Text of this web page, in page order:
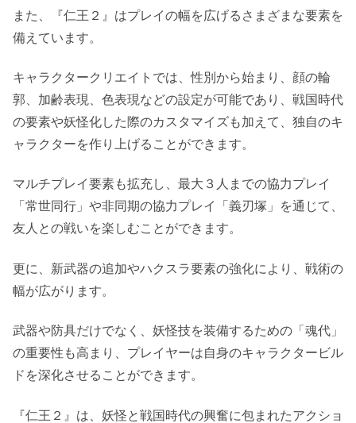
また、『仁王２』はプレイの幅を広げるさまざまな要素を
備えています。
キャラクタークリエイトでは、性別から始まり、顔の輪
郭、加齢表現、色表現などの設定が可能であり、戦国時代
の要素や妖怪化した際のカスタマイズも加えて、独自のキ
ャラクターを作り上げることができます。
マルチプレイ要素も拡充し、最大３人までの協力プレイ
「常世同行」や非同期の協力プレイ「義刃塚」を通じて、
友人との戦いを楽しむことができます。
更に、新武器の追加やハクスラ要素の強化により、戦術の
幅が広がります。
武器や防具だけでなく、妖怪技を装備するための「魂代」
の重要性も高まり、プレイヤーは自身のキャラクタービル
ドを深化させることができます。
『仁王２』は、妖怪と戦国時代の興奮に包まれたアクショ